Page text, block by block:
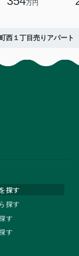
万円
西１丁目売りアパート
探す
探す
す
す